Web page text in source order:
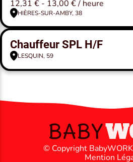
12,31 € - 13,00 € / heure
HIÈRES-SUR-AMBY, 38
Chauffeur SPL H/F
LESQUIN, 59
© Copyright
Mention